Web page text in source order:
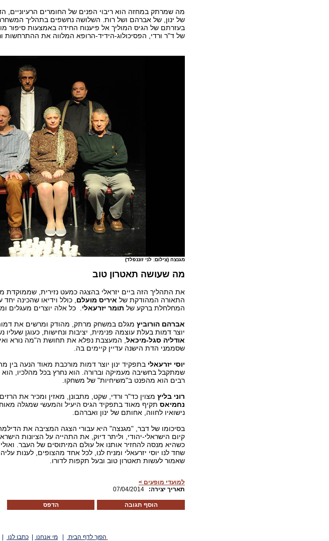
מה שמרתק במחזה הוא ריבוי הפנים של החומרים הרעיוניים,
של ינון, של אברהם ושל רות. השלושה נחשפים בתהליך
בעזרתם של הגיס המוליך אל פיענוח החידה באמצעות סיפור
של ד"ר ורדי, הפסיכולוג-הידיד-הרופא המלווה את ההתרחשות
מגנצה (צילום: לני זוננפלד)
מה שעושה תאטרון טוב
את התהליך הזה ביים יזראלי בהצגה כמעט נזירית, שממוקדת
התאורה המהודקת של איריס מועלם , כולל וידיאו שהכינה יחד
המחלחלת ברקע של תומר יזרעאלי . כל אלה יוצרים מעגלים
אברהם הורוביץ מגלם במשחק מרתק, מהודק ומרשים את
יוצר דמות בעלת עוצמה פנימית, יציבות ונחישות, כעוגן
אודליה סגל-מיכאל , המעצבת נפלא את תחושת ה"מה נורא
שסממני הדת הישנה עדיין קיימים בה.
יוסי יזרעאלי בתפקיד ינון יוצר דמות מורכבת מאוד הנעה בין
שמתקבל בחשיבה מעמיקה וברורה. הוא נחרץ בכל מהלכיו, הוא
רבים הוא מהפנט ב"משיחיות" של משחקו.
רוני בליץ מצוין כד"ר ורדי, שקט, מתבונן, מאזין ומכיר את
נחמיאס תקיף מאוד בתפקיד הגיס היעיל והמעשי שמגלה
נישואיו לחווה, אחותם של ינון ואברהם.
בסיכומו של דבר, "מגנצה" היא עבורי הצגה המציבה את
קיום הישראלי-יהודי, וליתר דיוק, את התהייה על הציונות
כשהיא מנסה להחזיר אותנו אל עולם המיתוסים של העבר.
שחד לנו יוסי יזרעאלי ומניח לנו, לכל אחד מהצופים, לענות
שאמור לעשות תאטרון טוב ובעל תקפות לדורו.
למועדי מופעים >
07/04/2014
:תאריך יצירה
הדפס הוסף תגובה
הפוך לדף הבית מי אנחנו כתבו לנו